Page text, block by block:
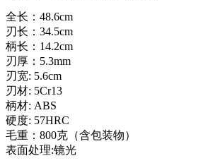
全长：48.6cm
刃长：34.5cm
柄长：14.2cm
刃厚：5.3mm
刃宽: 5.6cm
刃材: 5Cr13
柄材: ABS
硬度: 57HRC
毛重：800克（含包装物）
表面处理:镜光